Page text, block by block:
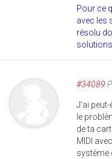
Pour ce
avec les
résolu
#34089
J'ai
le
de ta
MIDI
système